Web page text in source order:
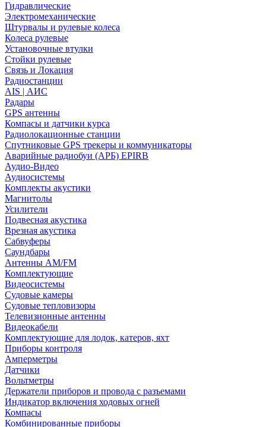
Гидравлические
Электромеханические
Штурвалы и рулевые колеса
Колеса рулевые
Установочные втулки
Стойки рулевые
Связь и Локация
Радиостанции
AIS | АИС
Радары
GPS антенны
Компасы и датчики курса
Радиолокационные станции
Спутниковые GPS трекеры и коммуникаторы
Аварийные радиобуи (АРБ) EPIRB
Аудио-Видео
Аудиосистемы
Комплекты акустики
Магнитолы
Усилители
Подвесная акустика
Врезная акустика
Сабвуферы
Саундбары
Антенны AM/FM
Комплектующие
Видеосистемы
Судовые камеры
Cудовые тепловизоры
Телевизионные антенны
Видеокабели
Комплектующие для лодок, катеров, яхт
Приборы контроля
Амперметры
Датчики
Вольтметры
Держатели приборов и провода с разъемами
Индикатор включения ходовых огней
Компасы
Комбинированные приборы